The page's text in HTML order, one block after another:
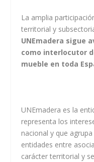
La amplia
territorial y
UNEmadera sigue
como interlocutor
mueble en toda
UNEmadera es la
representa los
nacional y que
entidades entre
carácter territorial y